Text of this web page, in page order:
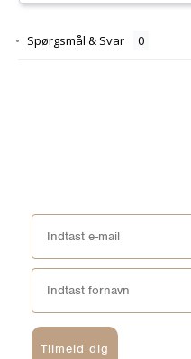
Spørgsmål & Svar
Tilmeld dig